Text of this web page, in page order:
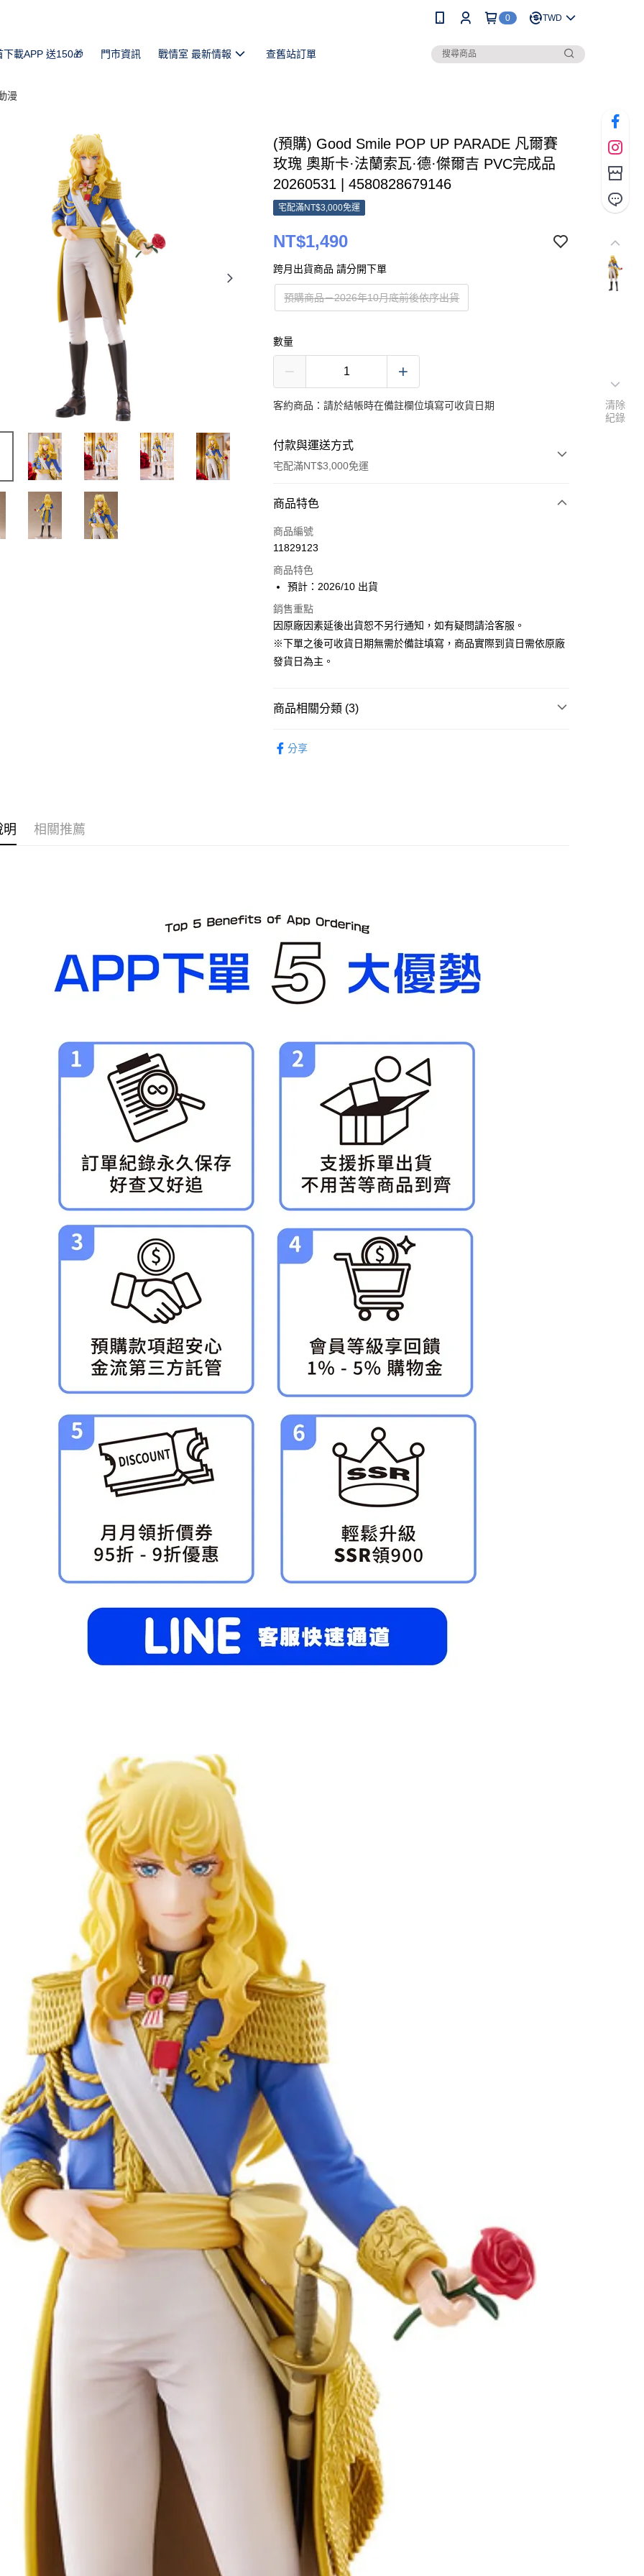
0 TWD
下載APP 送150🎁 門市資訊 戰情室 最新情報 查舊站訂單
漫
(預購) Good Smile POP UP PARADE 凡爾賽
玫瑰 奧斯卡·法蘭索瓦·德·傑爾吉 PVC完成品
20260531 | 4580828679146
宅配滿NT$3,000免運
NT$1,490
跨月出貨商品 請分開下單
預購商品－2026年10月底前後依序出貨
數量
客約商品：請於結帳時在備註欄位填寫可收貨日期
付款與運送方式
宅配滿NT$3,000免運
付款方式
信用卡一次付款
ATM付款
運送方式
預購-宅配(舊)
預購-宅配(離島)(舊)
東海門市自取，需自備購物袋取貨唷。
商品特色
商品編號
11829123
商品特色
預計：2026/10 出貨
銷售重點
因原廠因素延後出貨恕不另行通知，如有疑問請洽客服。
※下單之後可收貨日期無需於備註填寫，商品實際到貨日需依原廠
發貨日為主。
商品相關分類 (3)
分享
明 相關推薦
清除
紀錄